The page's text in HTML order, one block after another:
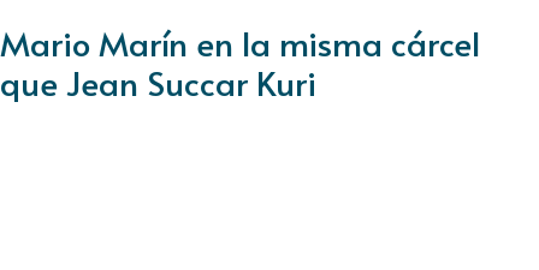
Mario Marín en la misma cárcel
que Jean Succar Kuri